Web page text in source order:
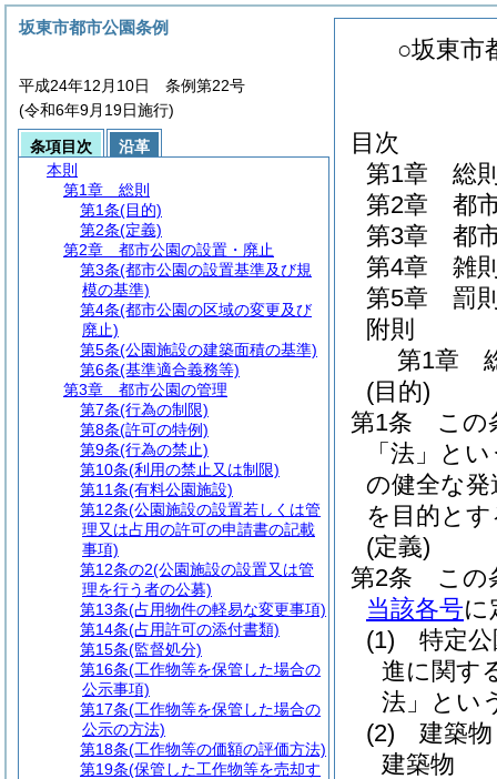
○坂東市
目次
第1章
総
第2章
都
第3章
都
第4章
雑
第5章
罰
附則
第1章
(目的)
第1条
この
「法」と
の健全な
を目的と
(定義)
第2条
この
当該各号に
(1)
特定
進に関す
法」とい
(2)
建築
建築物
坂東市都市公園条例
平成24年12月10日 条例第22号
(令和6年9月19日施行)
条項目次
沿革
本則
第1章
総則
第1条(目的)
第2条(定義)
第2章
都市公園の設置・廃止
第3条(都市公園の設置基準及び規
模の基準)
第4条(都市公園の区域の変更及び
廃止)
第5条(公園施設の建築面積の基準)
第6条(基準適合義務等)
第3章
都市公園の管理
第7条(行為の制限)
第8条(許可の特例)
第9条(行為の禁止)
第10条(利用の禁止又は制限)
第11条(有料公園施設)
第12条(公園施設の設置若しくは管
理又は占用の許可の申請書の記載
事項)
第12条の2(公園施設の設置又は管
理を行う者の公募)
第13条(占用物件の軽易な変更事項)
第14条(占用許可の添付書類)
第15条(監督処分)
第16条(工作物等を保管した場合の
公示事項)
第17条(工作物等を保管した場合の
公示の方法)
第18条(工作物等の価額の評価方法)
第19条(保管した工作物等を売却す